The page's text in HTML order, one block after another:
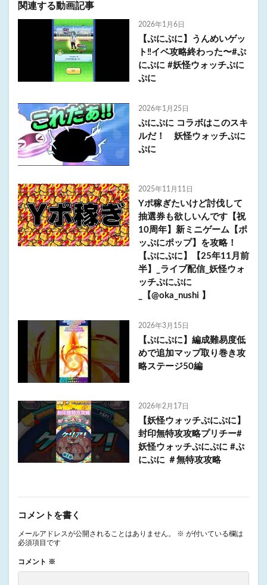
関連する動画記事
2026年1月6日
【ぷにぷに】うんめいゲッ
ト‼︎イベ攻略終わった〜#ぷ
にぷに #妖怪ウォッチぷに
ぷに
2026年1月25日
ぷにぷに コラボはこのスキ
ルだ！ 妖怪ウォッチぷに
ぷに
2025年11月11日
Yポ稼ぎたいけど討伐して
抽選券も欲しいんです【祝
10周年】新ミニゲーム【ポ
ッぷにポップ】を攻略！
【ぷにぷに】【25年11月前
半】_ライブ配信_妖怪ウォ
ッチぷにぷに
_【@oka_nushi 】
2026年3月15日
【ぷにぷに】編成難易度低
めで追加マップ取り巻き攻
略ステージ50編
2026年2月17日
【妖怪ウォッチぷにぷに】
封印無特攻攻略プリチー#
妖怪ウォッチぷにぷに #ぷ
にぷに ＃無特攻攻略
コメントを書く
メールアドレスが公開されることはありません。 ※ が付いている欄は
必須項目です
コメント ※